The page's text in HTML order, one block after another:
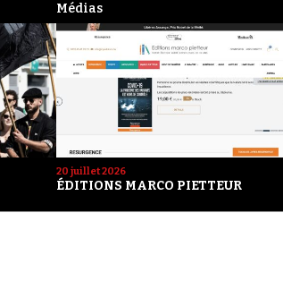
Médias
20 juillet 2026
ÉDITIONS MARCO PIETTEUR